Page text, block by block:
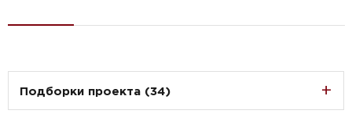
Подборки проекта (34)